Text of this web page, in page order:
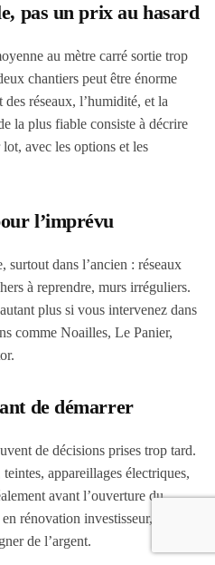
pas un prix au hasard
au mètre carré sortie trop
chantiers peut être énorme
des réseaux, l’humidité, et la
la plus fiable consiste à décrire
avec les options et les
l’imprévu
surtout dans l’ancien : réseaux
à reprendre, murs irréguliers.
plus si vous intervenez dans
comme Noailles, Le Panier,
de démarrer
de décisions prises trop tard.
appareillages électriques,
avant l’ouverture du
rénovation investisseur, où la
de l’argent.